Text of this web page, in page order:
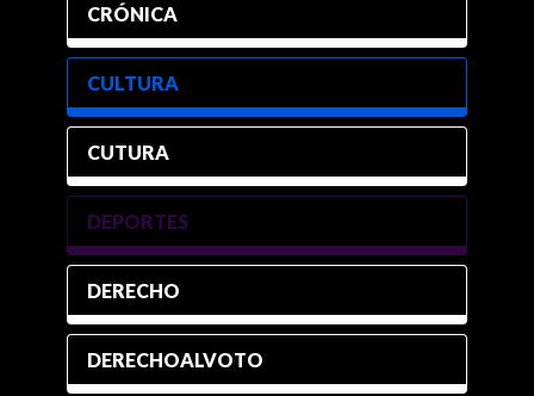
CRÓNICA
CULTURA
CUTURA
DEPORTES
DERECHO
DERECHOALVOTO